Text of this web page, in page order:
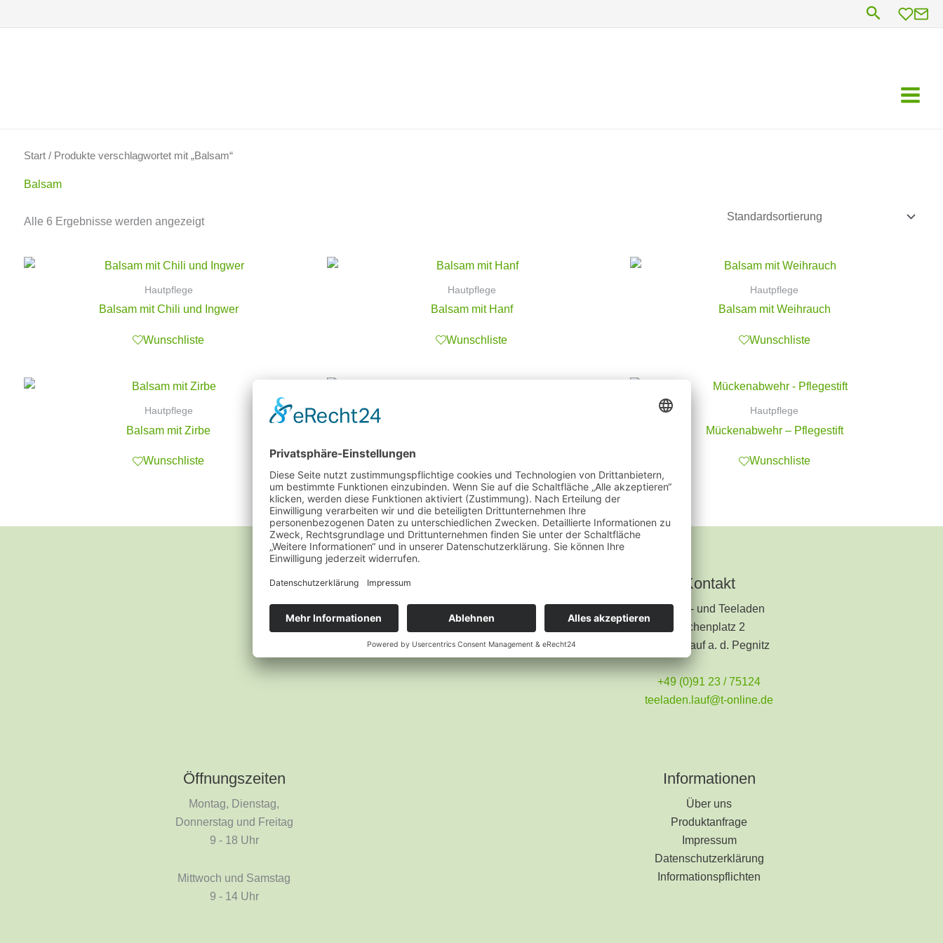
Inhalt
Suchen
Start / Produkte verschlagwortet mit „Balsam“
Balsam
Alle 6 Ergebnisse werden angezeigt
Hautpflege
Balsam mit Chili und Ingwer
Wunschliste
Hautpflege
Balsam mit Hanf
Wunschliste
Hautpflege
Balsam mit Weihrauch
Wunschliste
Hautpflege
Balsam mit Zirbe
Wunschliste
Hautpflege
Mückenabwehr – Pflegestift
Wunschliste
Kontakt
Kräuter- und Teeladen
Kirchenplatz 2
91207 Lauf a. d. Pegnitz
+49 (0)91 23 / 75124
teeladen.lauf@t-online.de
Öffnungszeiten
Montag, Dienstag,
Donnerstag und Freitag
9 - 18 Uhr
Mittwoch und Samstag
9 - 14 Uhr
Informationen
Über uns
Produktanfrage
Impressum
Datenschutzerklärung
Informationspflichten